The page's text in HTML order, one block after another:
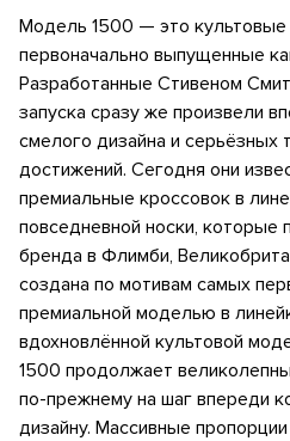
Модель 1500 — это культовые
первоначально выпущенные
Разработанные Стивеном
запуска сразу же произвели
смелого дизайна и серьёзных
достижений. Сегодня они
премиальные кроссовок в
повседневной носки, которые
бренда в Флимби,
создана по мотивам самых
премиальной моделью в
вдохновлённой культовой
1500 продолжает
по-прежнему на шаг впереди
дизайну. Массивные